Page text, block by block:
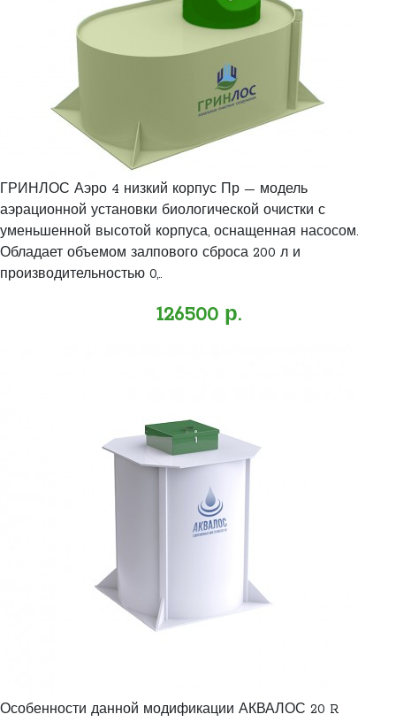
ГРИНЛОС Аэро 4 низкий корпус Пр — модель
аэрационной установки биологической очистки с
уменьшенной высотой корпуса, оснащенная насосом.
Обладает объемом залпового сброса 200 л и
производительностью 0,..
126500 р.
Особенности данной модификации АКВАЛОС 20 R